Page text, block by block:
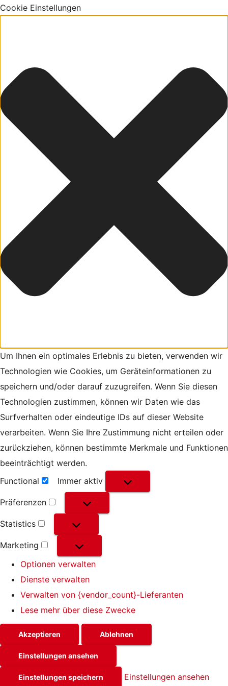
Cookie Einstellungen
Um Ihnen ein optimales Erlebnis zu bieten, verwenden wir
Technologien wie Cookies, um Geräteinformationen zu
speichern und/oder darauf zuzugreifen. Wenn Sie diesen
Technologien zustimmen, können wir Daten wie das
Surfverhalten oder eindeutige IDs auf dieser Website
verarbeiten. Wenn Sie Ihre Zustimmung nicht erteilen oder
zurückziehen, können bestimmte Merkmale und Funktionen
beeinträchtigt werden.
Functional
Functional
Immer aktiv
Präferenzen
Präferenzen
Statistics
Statistics
Marketing
Marketing
Optionen verwalten
Dienste verwalten
Verwalten von {vendor_count}-Lieferanten
Lese mehr über diese Zwecke
Akzeptieren Ablehnen
Einstellungen ansehen
Einstellungen speichern
Einstellungen ansehen